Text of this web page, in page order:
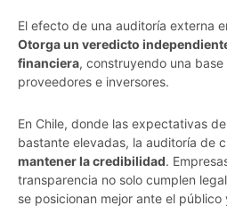
El efecto de una auditoría externa
Otorga un veredicto
financiera, construyendo una
proveedores e inversores.
En Chile, donde las expectativas
bastante elevadas, la auditoría de
mantener la credibilidad.
transparencia no solo cumplen
se posicionan mejor ante el público